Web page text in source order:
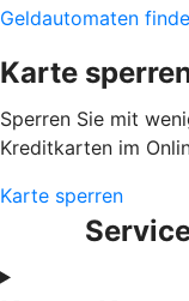
Geldautomaten
Karte
Sperren Sie mit
Kreditkarten im
Karte sperren